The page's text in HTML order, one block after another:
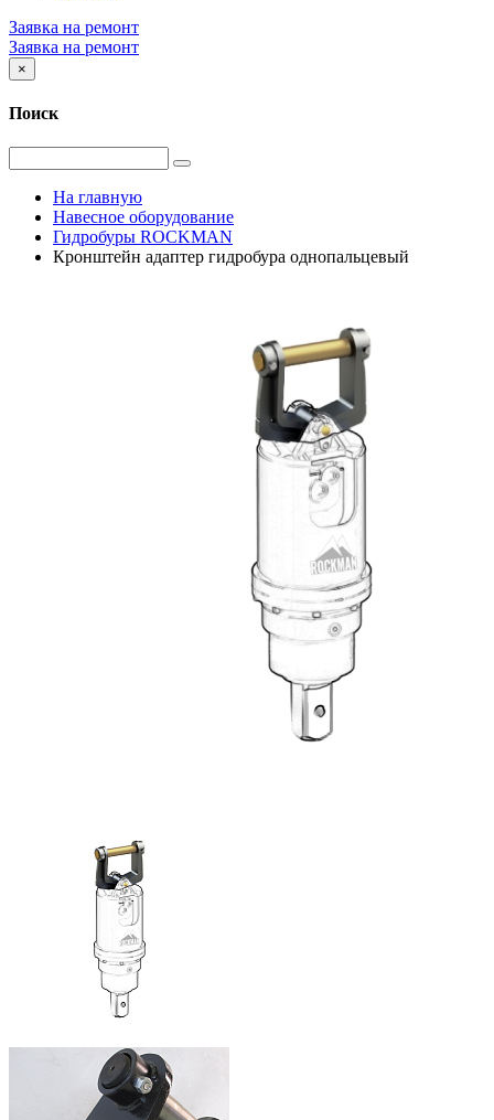
Заявка на ремонт
Заявка на ремонт
×
Поиск
На главную
Навесное оборудование
Гидробуры ROCKMAN
Кронштейн адаптер гидробура однопальцевый